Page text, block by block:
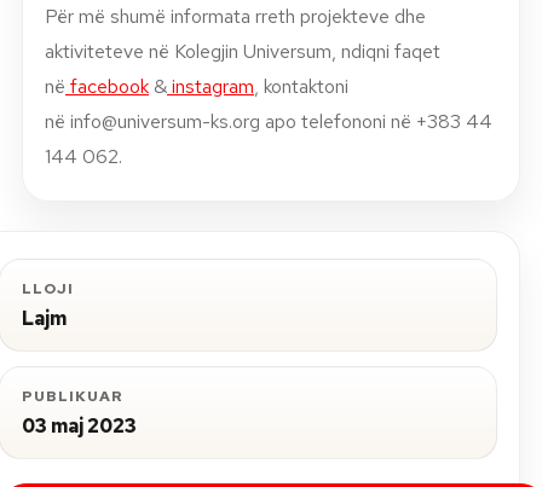
Për më shumë informata rreth projekteve dhe
aktiviteteve në Kolegjin Universum, ndiqni faqet
në facebook &instagram, kontaktoni
në info@universum-ks.org apo telefononi në +383 44
144 062.
LLOJI
Lajm
PUBLIKUAR
03 maj 2023